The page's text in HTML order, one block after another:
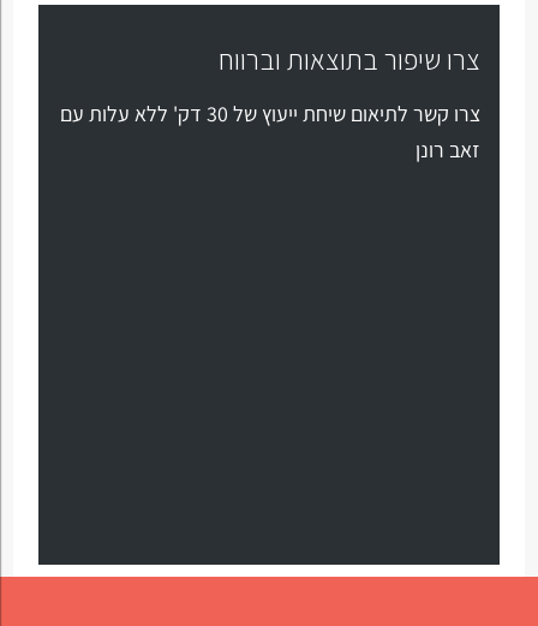
צרו שיפור בתוצאות וברווח
צרו קשר לתיאום שיחת ייעוץ של 30 דק' ללא עלות עם
זאב רונן